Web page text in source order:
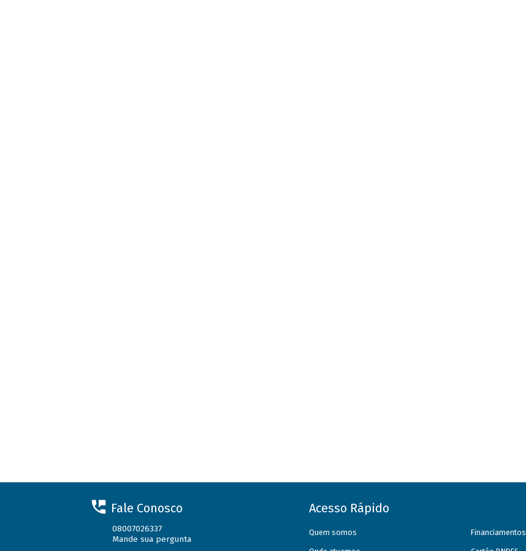
Fale Conosco
08007026337
Mande sua pergunta
Acesso Rápido
Quem somos Financiamentos